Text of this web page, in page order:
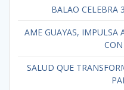
BALAO CELEBRA
AME GUAYAS, IMPULSA
CON
SALUD QUE